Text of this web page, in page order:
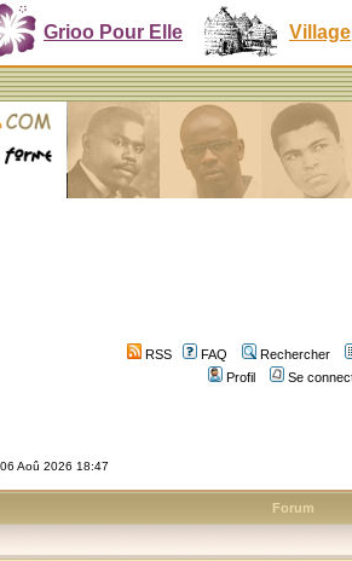
Grioo Pour Elle Village
RSS FAQ
Rechercher
Profil
Se
Aoû 2026 18:47
Forum